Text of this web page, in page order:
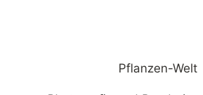
Pflanzen-Welt